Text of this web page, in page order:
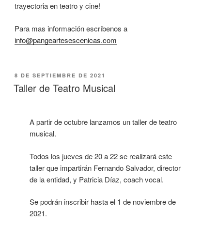
trayectoria en teatro y cine!
Para mas información escríbenos a
info@pangeartesescenicas.com
8 DE SEPTIEMBRE DE 2021
Taller de Teatro Musical
A partir de octubre lanzamos un taller de teatro
musical.
Todos los jueves de 20 a 22 se realizará este
taller que impartirán Fernando Salvador, director
de la entidad, y Patricia Díaz, coach vocal.
Se podrán inscribir hasta el 1 de noviembre de
2021.